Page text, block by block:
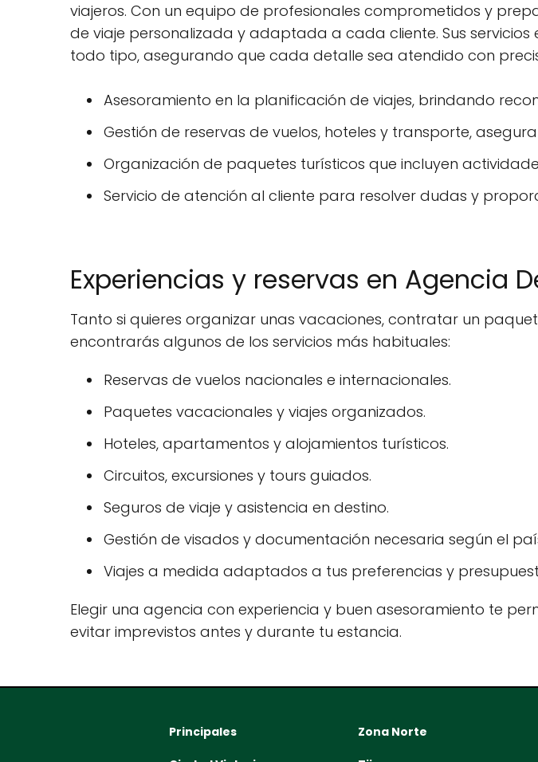
viajeros. Con un equipo de profesionales comprometidos y
de viaje personalizada y adaptada a cada cliente. Sus
todo tipo, asegurando que cada detalle sea atendido con
Asesoramiento en la planificación de viajes, brindando
Gestión de reservas de vuelos, hoteles y transporte,
Organización de paquetes turísticos que incluyen
Servicio de atención al cliente para resolver dudas y
Experiencias y reservas en Agencia
Tanto si quieres organizar unas vacaciones, contratar un
encontrarás algunos de los servicios más habituales:
Reservas de vuelos nacionales e internacionales.
Paquetes vacacionales y viajes organizados.
Hoteles, apartamentos y alojamientos turísticos.
Circuitos, excursiones y tours guiados.
Seguros de viaje y asistencia en destino.
Gestión de visados y documentación necesaria según el
Viajes a medida adaptados a tus preferencias y
Elegir una agencia con experiencia y buen asesoramiento te
evitar imprevistos antes y durante tu estancia.
Principales Zona Norte